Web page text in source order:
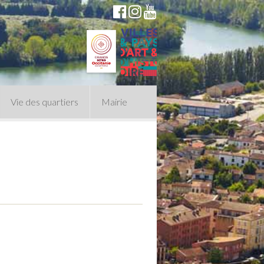
Vie des quartiers Mairie